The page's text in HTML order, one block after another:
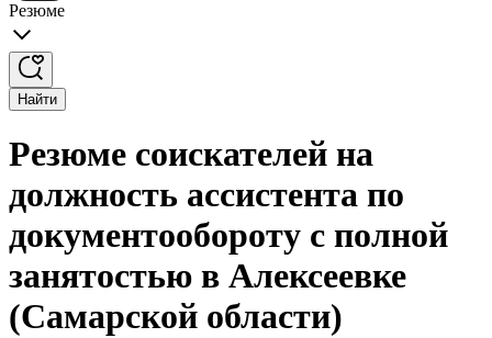
Резюме
Найти
Резюме соискателей на
должность ассистента по
документообороту с полной
занятостью в Алексеевке
(Самарской области)